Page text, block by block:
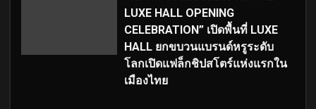
LUXE HALL OPENING
CELEBRATION” เปิดพื้นที่ LUXE
HALL ยกขบวนแบรนด์หรูระดับ
โลกเปิดแฟล็กชิปสโตร์แห่งแรกใน
เมืองไทย